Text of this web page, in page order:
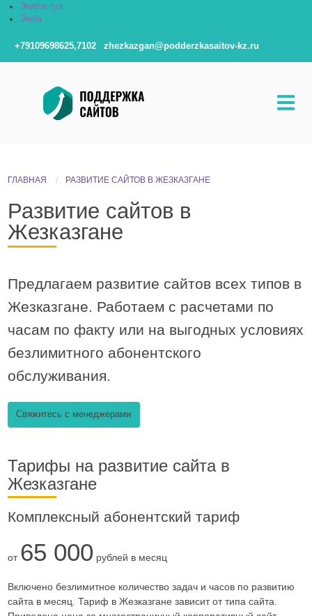
Экибастуз
Эмба
+79109698625,7102 zhezkazgan@podderzkasaitov-kz.ru
ГЛАВНАЯ РАЗВИТИЕ САЙТОВ В ЖЕЗКАЗГАНЕ
Развитие сайтов в
Жезказгане
Предлагаем развитие сайтов всех типов в
Жезказгане. Работаем с расчетами по
часам по факту или на выгодных условиях
безлимитного абонентского
обслуживания.
Свяжитесь с менеджерами
Тарифы на развитие сайта в
Жезказгане
Комплексный абонентский тариф
от 65 000 рублей в месяц
Включено безлимитное количество задач и часов по развитию
сайта в месяц. Тариф в Жезказгане зависит от типа сайта.